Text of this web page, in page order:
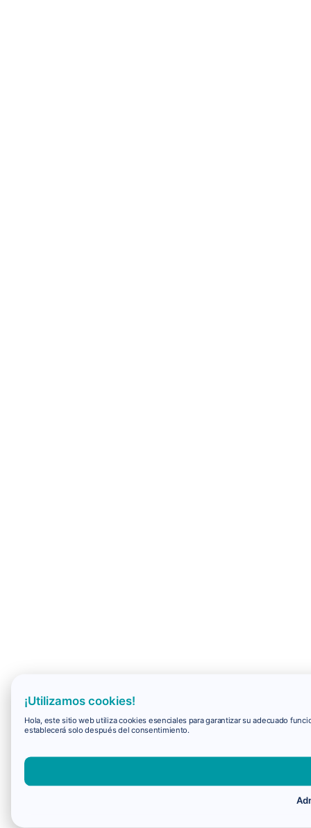
¡Utilizamos cookies!
Hola, este sitio web utiliza cookies esenciales para garantizar su adecuado
establecerá solo después del consentimiento.